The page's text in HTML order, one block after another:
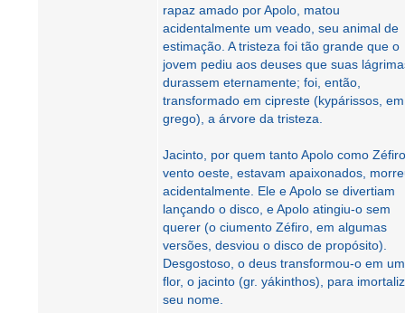
rapaz amado por Apolo, matou
acidentalmente um veado, seu animal de
estimação. A tristeza foi tão grande que o
jovem pediu aos deuses que suas
durassem eternamente; foi, então,
transformado em cipreste (kypárissos, em
grego), a árvore da tristeza.
Jacinto, por quem tanto Apolo como
vento oeste, estavam apaixonados,
acidentalmente. Ele e Apolo se divertiam
lançando o disco, e Apolo atingiu-o sem
querer (o ciumento Zéfiro, em algumas
versões, desviou o disco de propósito).
Desgostoso, o deus transformou-o em
flor, o jacinto (gr. yákinthos), para
seu nome.